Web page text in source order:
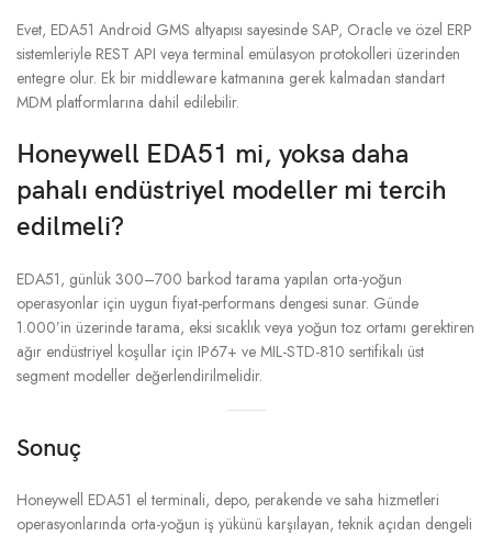
Evet, EDA51 Android GMS altyapısı sayesinde SAP, Oracle ve özel ERP
sistemleriyle REST API veya terminal emülasyon protokolleri üzerinden
entegre olur. Ek bir middleware katmanına gerek kalmadan standart
MDM platformlarına dahil edilebilir.
Honeywell EDA51 mi, yoksa daha
pahalı endüstriyel modeller mi tercih
edilmeli?
EDA51, günlük 300–700 barkod tarama yapılan orta-yoğun
operasyonlar için uygun fiyat-performans dengesi sunar. Günde
1.000’in üzerinde tarama, eksi sıcaklık veya yoğun toz ortamı gerektiren
ağır endüstriyel koşullar için IP67+ ve MIL-STD-810 sertifikalı üst
segment modeller değerlendirilmelidir.
Sonuç
Honeywell EDA51 el terminali, depo, perakende ve saha hizmetleri
operasyonlarında orta-yoğun iş yükünü karşılayan, teknik açıdan dengeli